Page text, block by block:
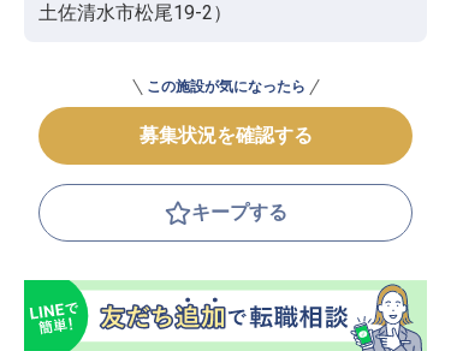
土佐清水市松尾19-2）
この施設が気になったら
募集状況を確認する
キープする